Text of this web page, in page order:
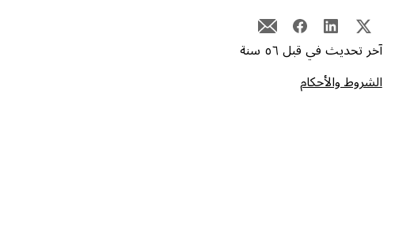
آخر تحديث في قبل ٥٦ سنة
الشروط والأحكام